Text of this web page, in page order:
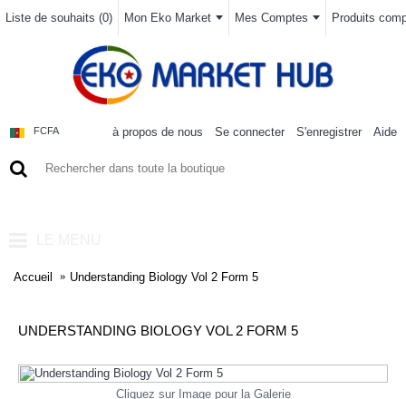
Liste de souhaits (0) Mon Eko Market Mes Comptes Produits
FCFA à propos de nous Se connecter S'enregistrer Aide
Accueil Understanding Biology Vol 2 Form 5
UNDERSTANDING BIOLOGY VOL 2 FORM 5
Cliquez sur Image pour la Galerie